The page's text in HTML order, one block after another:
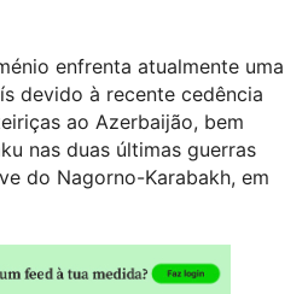
enfrenta atualmente uma
devido à recente cedência
ao Azerbaijão, bem
nas duas últimas guerras
do Nagorno-Karabakh, em